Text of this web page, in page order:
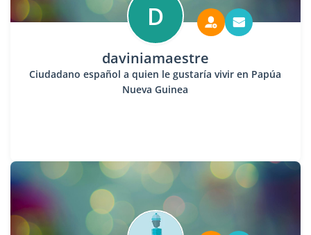
D
daviniamaestre
Ciudadano español a quien le gustaría vivir en Papúa
Nueva Guinea